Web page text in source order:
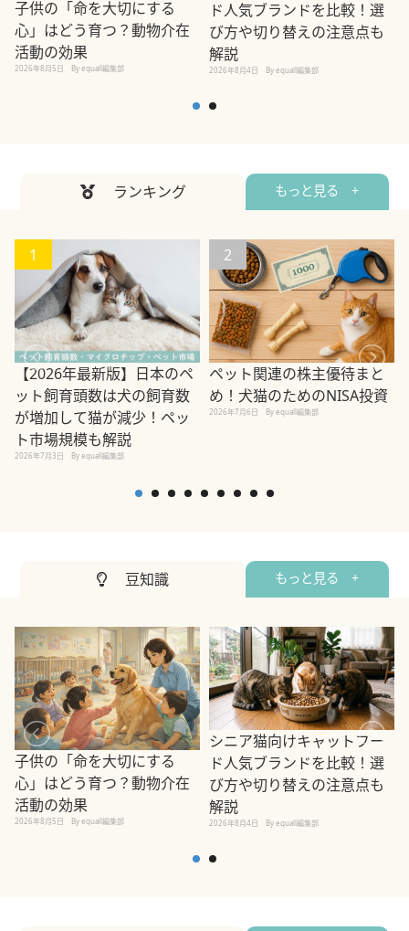
子供の「命を大切にする
心」はどう育つ？動物介在
活動の効果
2026年8月5日 By equall編集部
ド人気ブランドを比較！選
び方や切り替えの注意点も
解説
2026年8月4日 By equall編集部
ランキング もっと見る +
1
【2026年最新版】日本のペ
ット飼育頭数は犬の飼育数
が増加して猫が減少！ペッ
ト市場規模も解説
2026年7月3日 By equall編集部
2
ペット関連の株主優待まと
め！犬猫のためのNISA投資
2026年7月6日 By equall編集部
豆知識 もっと見る +
子供の「命を大切にする
心」はどう育つ？動物介在
活動の効果
2026年8月5日 By equall編集部
シニア猫向けキャットフー
ド人気ブランドを比較！選
び方や切り替えの注意点も
解説
2026年8月4日 By equall編集部